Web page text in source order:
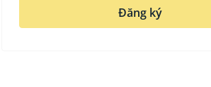
Đăng ký